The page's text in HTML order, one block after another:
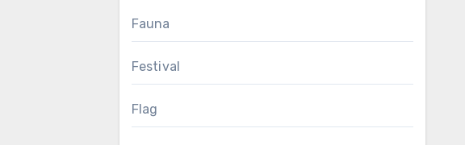
Fauna
Festival
Flag